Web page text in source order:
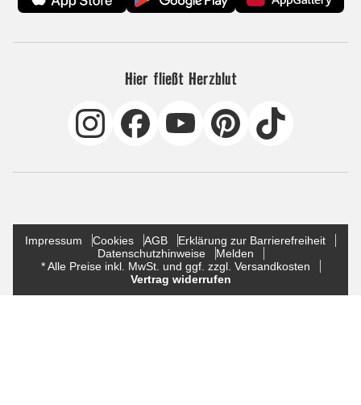
Hier fließt Herzblut
Impressum Cookies AGB
Erklärung zur Barrierefreiheit
Datenschutzhinweise
Melden
* Alle Preise inkl. MwSt. und ggf. zzgl. Versandkosten
Vertrag widerrufen